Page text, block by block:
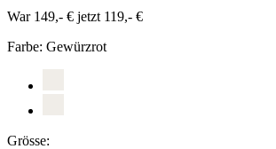
War 149,- € jetzt 119,- €
Farbe: Gewürzrot
Grösse: